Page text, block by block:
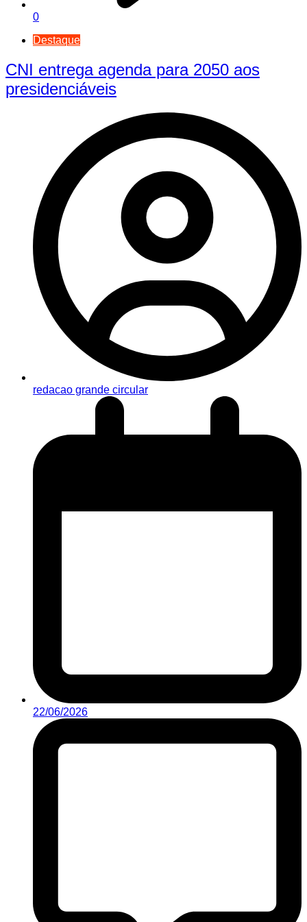
0
Destaque
CNI entrega agenda para 2050 aos
presidenciáveis
redacao grande circular
22/06/2026